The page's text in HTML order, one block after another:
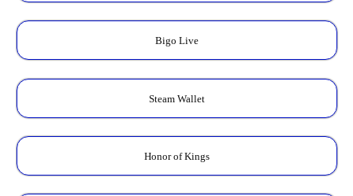
Bigo Live
Steam Wallet
Honor of Kings